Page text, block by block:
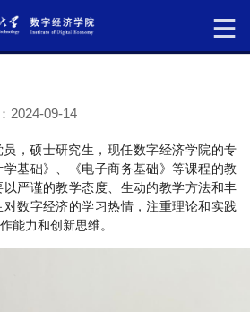
2024-09-14
，硕士研究生，现任数字经济学院的专
基础》、《电子商务基础》等课程的教
严谨的教学态度、生动的教学方法和丰
数字经济的学习热情，注重理论和实践
能力和创新思维。